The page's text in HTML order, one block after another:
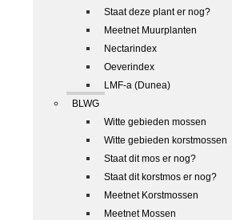
Staat deze plant er nog?
Meetnet Muurplanten
Nectarindex
Oeverindex
LMF-a (Dunea)
BLWG
Witte gebieden mossen
Witte gebieden korstmossen
Staat dit mos er nog?
Staat dit korstmos er nog?
Meetnet Korstmossen
Meetnet Mossen